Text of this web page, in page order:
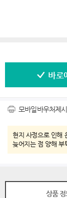
바로
모바일바우처제시
현지 사정으로 인해
늦어지는 점 양해 부
상품 정